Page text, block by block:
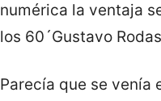
numérica la ventaja
los 60´Gustavo
Parecía que se venía